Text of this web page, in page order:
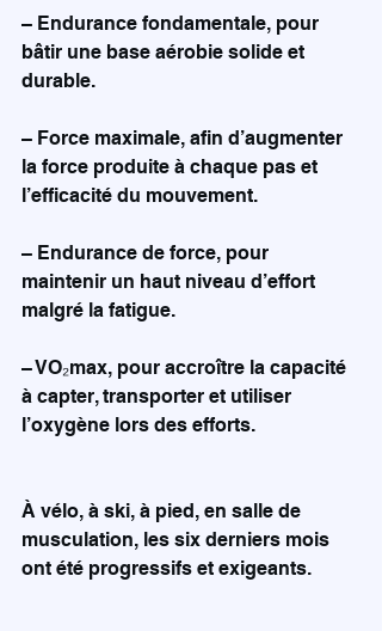
– Endurance fondamentale, pour
bâtir une base aérobie solide et
durable.
– Force maximale, afin d’augmenter
la force produite à chaque pas et
l’efficacité du mouvement.
– Endurance de force, pour
maintenir un haut niveau d’effort
malgré la fatigue.
– VO₂max, pour accroître la capacité
à capter, transporter et utiliser
l’oxygène lors des efforts.
À vélo, à ski, à pied, en salle de
musculation, les six derniers mois
ont été progressifs et exigeants.